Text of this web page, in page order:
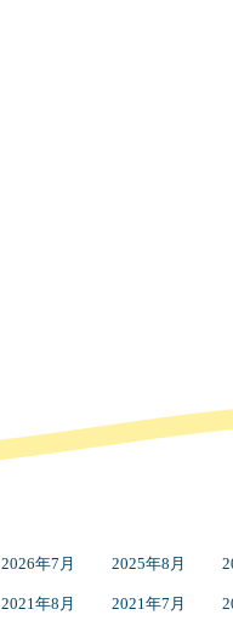
2026年7月 2025年8月
2021年8月 2021年7月